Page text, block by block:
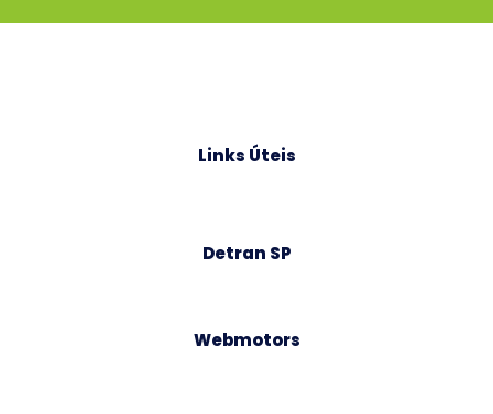
Links Úteis
Detran SP
Webmotors